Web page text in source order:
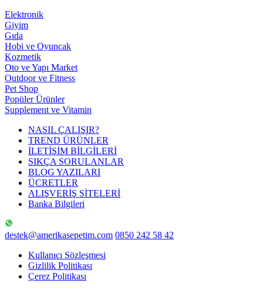
Elektronik
Giyim
Gıda
Hobi ve Oyuncak
Kozmetik
Oto ve Yapı Market
Outdoor ve Fitness
Pet Shop
Popüler Ürünler
Supplement ve Vitamin
NASIL ÇALIŞIR?
TREND ÜRÜNLER
İLETİŞİM BİLGİLERİ
SIKÇA SORULANLAR
BLOG YAZILARI
ÜCRETLER
ALIŞVERİŞ SİTELERİ
Banka Bilgileri
destek@amerikasepetim.com 0850 242 58 42
Kullanıcı Sözleşmesi
Gizlilik Politikası
Çerez Politikası